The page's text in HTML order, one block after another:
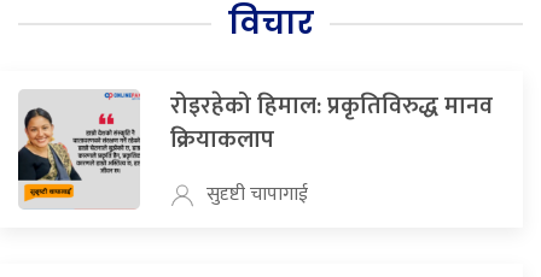
विचार
रोइरहेको हिमाल: प्रकृतिविरुद्ध मानव
क्रियाकलाप
सुदृष्टी चापागाई